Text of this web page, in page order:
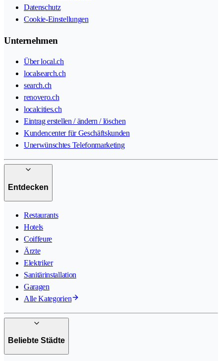
Datenschutz
Cookie-Einstellungen
Unternehmen
Über local.ch
localsearch.ch
search.ch
renovero.ch
localcities.ch
Eintrag erstellen / ändern / löschen
Kundencenter für Geschäftskunden
Unerwünschtes Telefonmarketing
Entdecken
Restaurants
Hotels
Coiffeure
Ärzte
Elektriker
Sanitärinstallation
Garagen
Alle Kategorien
Beliebte Städte